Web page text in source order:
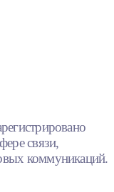
связи,
коммуникаций.